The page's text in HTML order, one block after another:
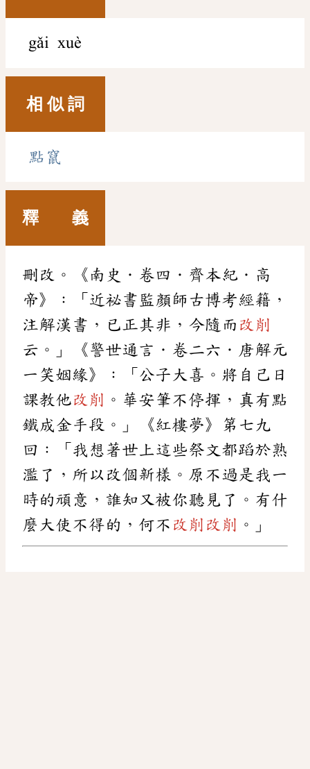
gǎi xuè
相 似 詞
點竄
釋 義
刪改。《南史．卷四．齊本紀．高
帝》：「近祕書監顏師古博考經籍，
注解漢書，已正其非，今隨而 改削
云。」《警世通言．卷二六．唐解元
一笑姻緣》：「公子大喜。將自己日
課教他改削 。華安筆不停揮，真有點
鐵成金手段。」《紅樓夢》第七九
回：「我想著世上這些祭文都蹈於熟
濫了，所以改個新樣。原不過是我一
時的頑意，誰知又被你聽見了。有什
麼大使不得的，何不 改削 改削 。」